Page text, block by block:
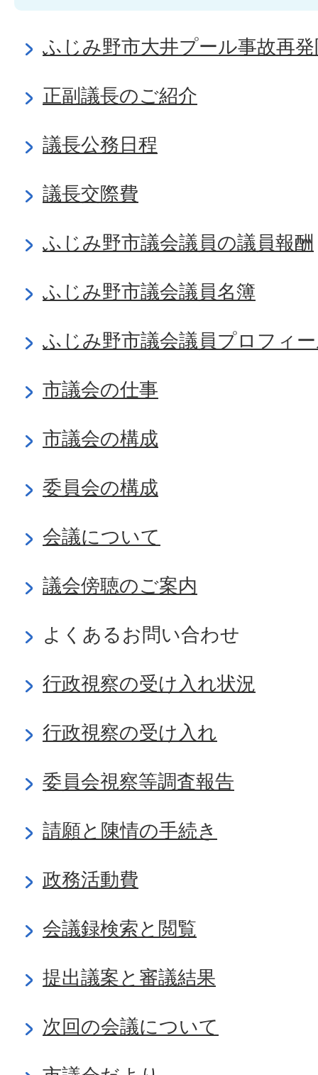
ふじみ野市大井プール事故再
正副議長のご紹介
議長公務日程
議長交際費
ふじみ野市議会議員の議員報酬
ふじみ野市議会議員名簿
ふじみ野市議会議員プロフィ
市議会の仕事
市議会の構成
委員会の構成
会議について
議会傍聴のご案内
よくあるお問い合わせ
行政視察の受け入れ状況
行政視察の受け入れ
委員会視察等調査報告
請願と陳情の手続き
政務活動費
会議録検索と閲覧
提出議案と審議結果
次回の会議について